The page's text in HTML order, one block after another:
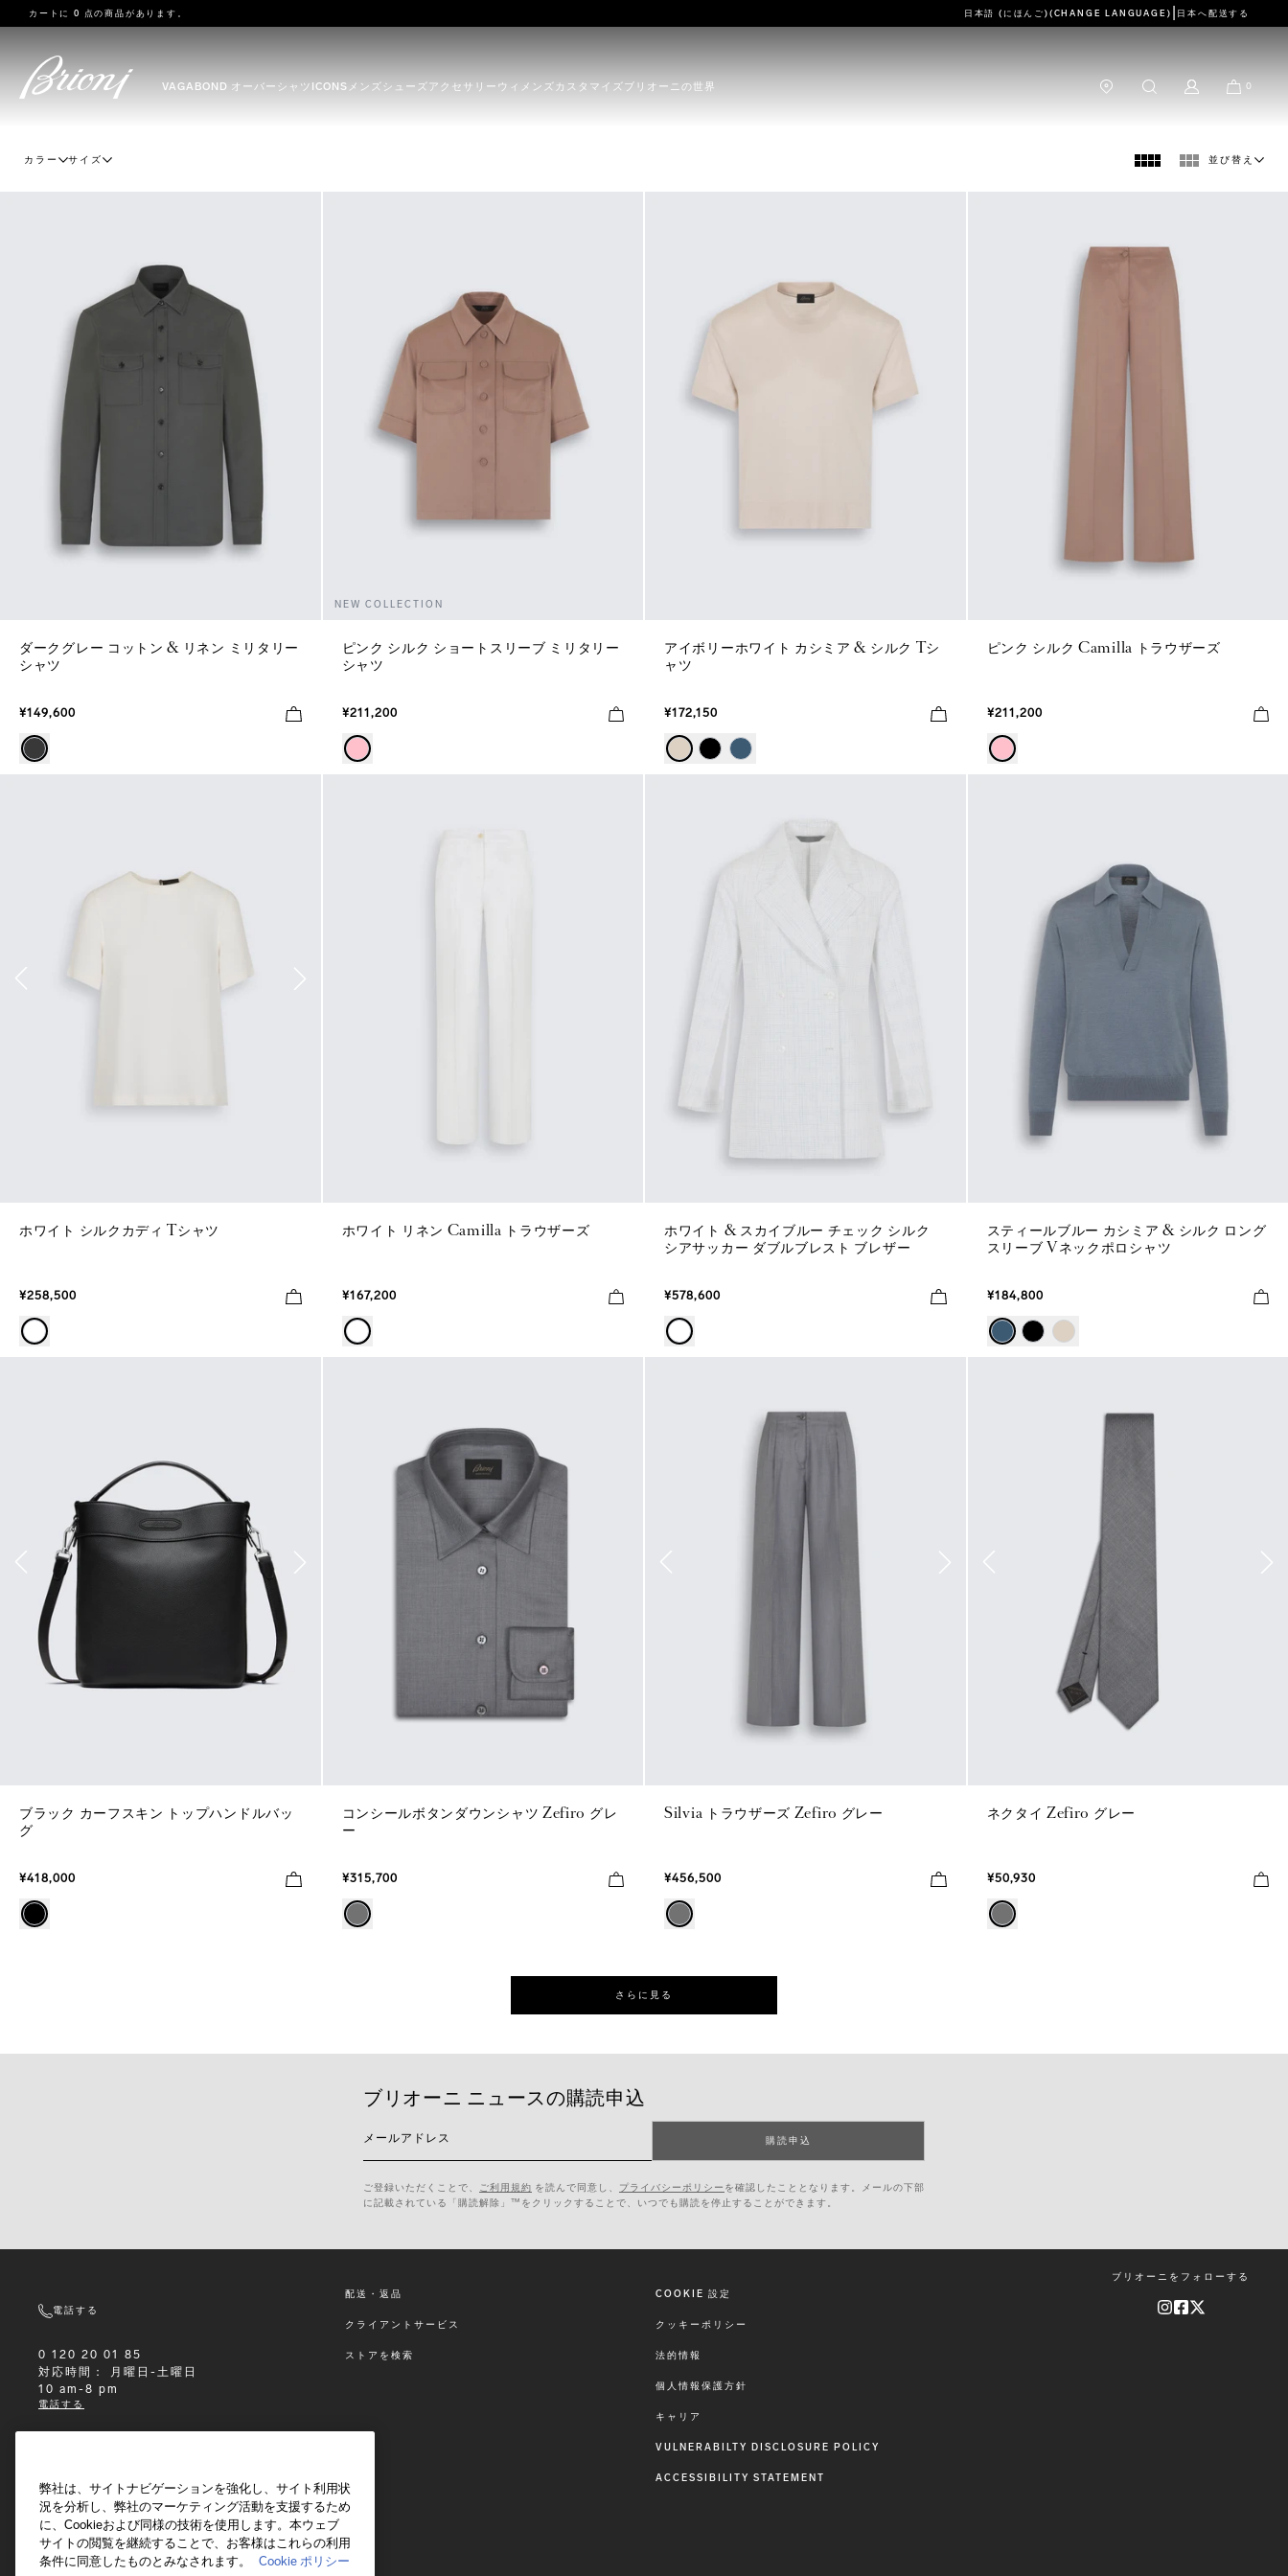
go to main content
カートに 0 点の商品があります。 日本語 (にほんご) (CHANGE LANGUAGE) へ配送する
日本
VAGABOND オーバーシャツ ICONS メンズ シューズ アクセサリー ウィメンズ カスタマイズ ブリオーニの世界 0
カラー サイズ 並び替え
ダークグレー コットン & リネン ミリタリー
シャツ
¥149,600
NEW COLLECTION
ピンク シルク ショートスリーブ ミリタリー
シャツ
¥211,200
アイボリーホワイト カシミア & シルク Tシ
ャツ
¥172,150
ピンク シルク Camilla トラウザーズ
¥211,200
ホワイト シルクカディ Tシャツ
¥258,500
ホワイト リネン Camilla トラウザーズ
¥167,200
ホワイト & スカイブルー チェック シルク
シアサッカー ダブルブレスト ブレザー
¥578,600
スティールブルー カシミア & シルク ロング
スリーブ Vネックポロシャツ
¥184,800
ブラック カーフスキン トップハンドルバッ
グ
¥418,000
コンシールボタンダウンシャツ Zefiro グレ
ー
¥315,700
Silvia トラウザーズ Zefiro グレー
¥456,500
ネクタイ Zefiro グレー
¥50,930
さらに見る
ブリオーニ ニュースの購読申込
メールアドレス 購読申込
ご登録いただくことで、 ご利用規約 を読んで同意し、 プライバシーポリシー を確認したこととなります。メールの下部
に記載されている「購読解除」™をクリックすることで、いつでも購読を停止することができます。
電話する
0 120 20 01 85
対応時間：
月曜日-土曜日
10 am-8 pm
電話する
24時間以内に返信いたします
メッセージを送信
配送・返品
クライアントサービス
ストアを検索
COOKIE 設定
クッキーポリシー
法的情報
個人情報保護方針
キャリア
VULNERABILTY DISCLOSURE POLICY
ACCESSIBILITY STATEMENT
ブリオーニをフォローする
弊社は、サイトナビゲーションを強化し、サイト利用状
況を分析し、弊社のマーケティング活動を支援するため
に、Cookieおよび同様の技術を使用します。本ウェブ
サイトの閲覧を継続することで、お客様はこれらの利用
条件に同意したものとみなされます。
Cookie ポリシー